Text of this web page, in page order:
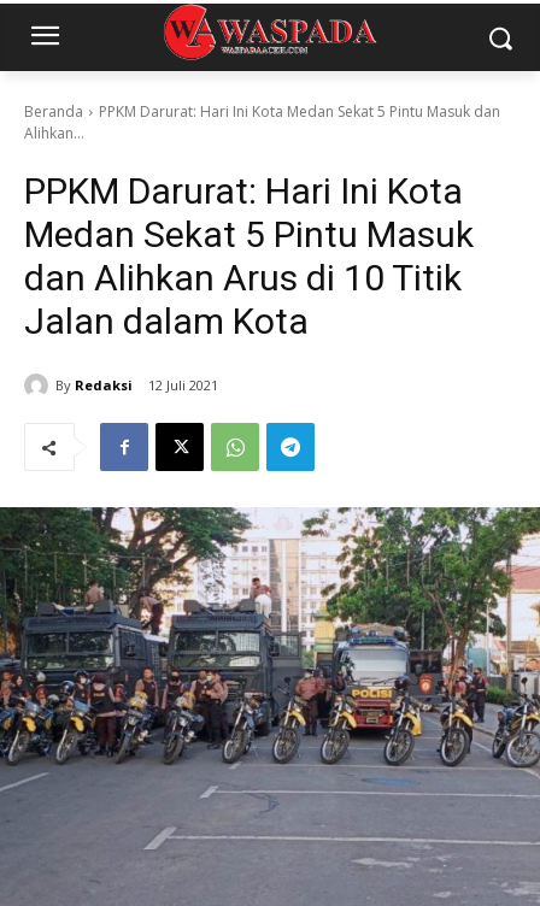
Beranda
PPKM Darurat: Hari Ini Kota Medan Sekat 5 Pintu Masuk dan
Alihkan...
PPKM Darurat: Hari Ini Kota
Medan Sekat 5 Pintu Masuk
dan Alihkan Arus di 10 Titik
Jalan dalam Kota
By Redaksi 12 Juli 2021